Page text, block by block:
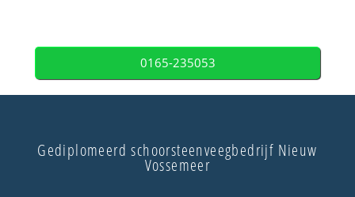
0165-235053
Gediplomeerd schoorsteenveegbedrijf Nieuw
Vossemeer